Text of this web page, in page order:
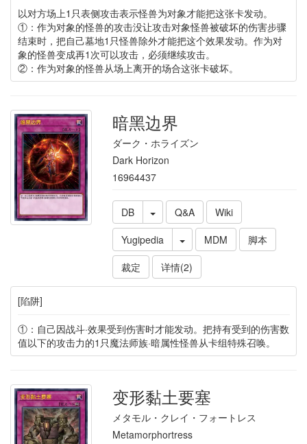
以对方场上1只表侧攻击表示怪兽为对象才能把这张卡发动。
①：作为对象的怪兽的攻击没让攻击对象怪兽被破坏的伤害步骤
结束时，把自己墓地1只怪兽除外才能把这个效果发动。作为对
象的怪兽变成再1次可以攻击，必须继续攻击。
②：作为对象的怪兽从场上离开的场合这张卡破坏。
暗黑边界
ダーク・ホライズン
Dark Horizon
16964437
DB Q&A
Wiki
Yugipedia
MDM
脚本
裁定
详情(2)
[陷阱]
①：自己因战斗·效果受到伤害时才能发动。把持有受到的伤害数
值以下的攻击力的1只魔法师族·暗属性怪兽从卡组特殊召唤。
变形黏土要塞
メタモル・クレイ・フォートレス
Metamorphortress